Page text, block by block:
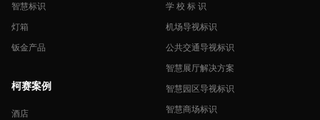
智慧标识
灯箱
钣金产品
柯赛案例
酒店
学 校 标 识
机场导视标识
公共交通导视标识
智慧展厅解决方案
智慧园区导视标识
智慧商场标识